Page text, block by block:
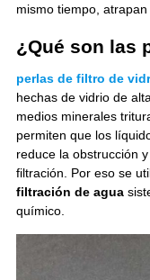
mismo tiempo,
¿Qué son las
perlas de filtro de
hechas de vidrio de
medios minerales
permiten que los
reduce la obstrucción
filtración. Por eso se
filtración de agua
químico.